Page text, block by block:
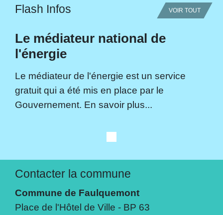
Flash Infos VOIR TOUT
Le médiateur national de
l'énergie
Le médiateur de l'énergie est un service
gratuit qui a été mis en place par le
Gouvernement. En savoir plus...
Contacter la commune
Commune de Faulquemont
Place de l'Hôtel de Ville - BP 63